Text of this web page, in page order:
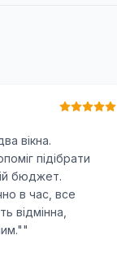
вікна.
підібрати
бюджет.
в час, все
відмінна,
"